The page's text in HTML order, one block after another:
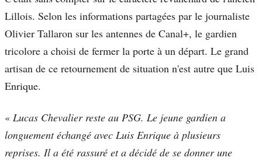
Lillois. Selon les informations partagées par le journaliste
Olivier Tallaron sur les antennes de Canal+, le gardien
tricolore a choisi de fermer la porte à un départ. Le grand
artisan de ce retournement de situation n'est autre que Luis
Enrique.
« Lucas Chevalier reste au PSG. Le jeune gardien a
longuement échangé avec Luis Enrique à plusieurs
reprises. Il a été rassuré et a décidé de se donner une